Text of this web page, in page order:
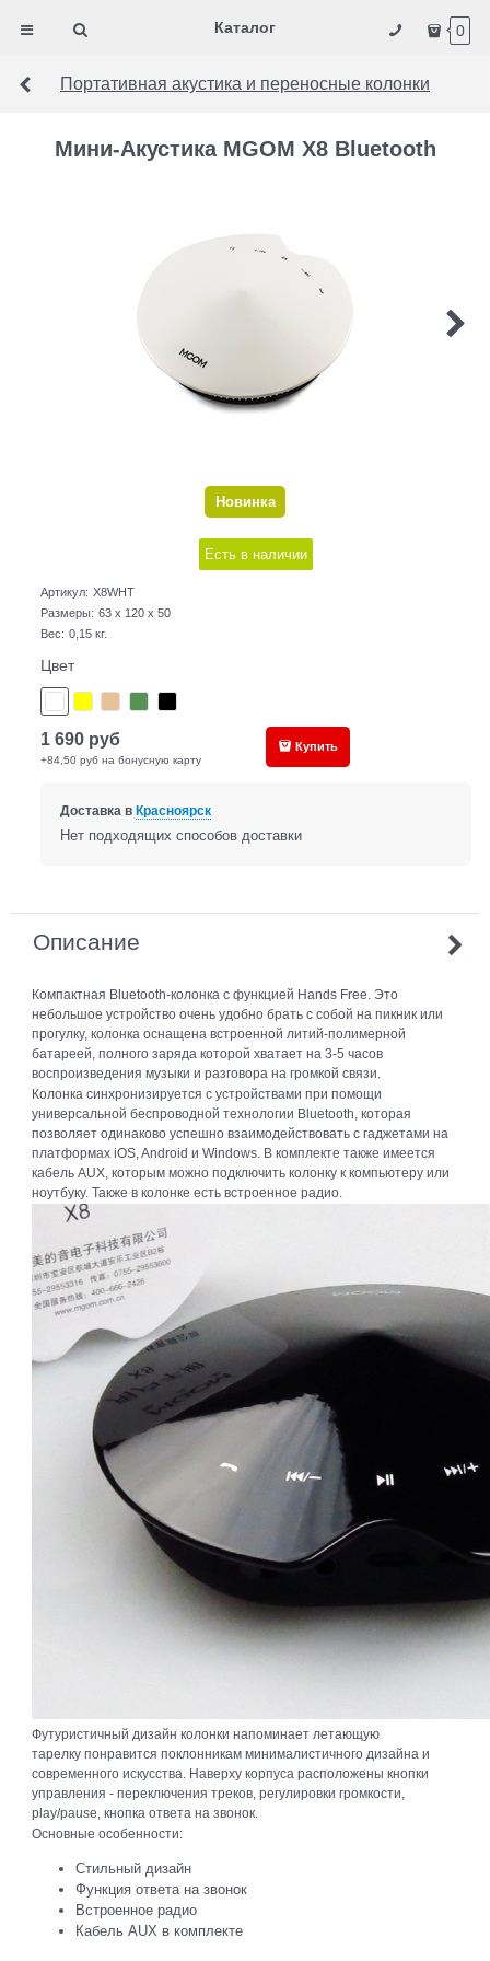
Каталог 0
Портативная акустика и переносные колонки
Мини-Акустика MGOM X8 Bluetooth
Новинка
Есть в наличии
Артикул: X8WHT
Размеры: 63 x 120 x 50
Вес: 0,15 кг.
Цвет
1 690 руб
+84,50 руб на бонусную карту
Купить
Доставка в Красноярск
Нет подходящих способов доставки
Описание
Компактная Bluetooth-колонка с функцией Hands Free. Это
небольшое устройство очень удобно брать с собой на пикник или
прогулку, колонка оснащена встроенной литий-полимерной
батареей, полного заряда которой хватает на 3-5 часов
воспроизведения музыки и разговора на громкой связи.
Колонка синхронизируется с устройствами при помощи
универсальной беспроводной технологии Bluetooth, которая
позволяет одинаково успешно взаимодействовать с гаджетами на
платформах iOS, Android и Windows. В комплекте также имеется
кабель AUX, которым можно подключить колонку к компьютеру или
ноутбуку. Также в колонке есть встроенное радио.
Футуристичный дизайн колонки напоминает летающую
тарелку понравится поклонникам минималистичного дизайна и
современного искусства. Наверху корпуса расположены кнопки
управления - переключения треков, регулировки громкости,
play/pause, кнопка ответа на звонок.
Основные особенности:
Стильный дизайн
Функция ответа на звонок
Встроенное радио
Кабель AUX в комплекте